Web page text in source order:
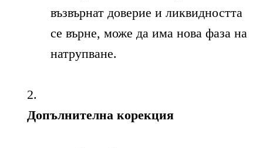
възвърнат доверие и ликвидността
се върне, може да има нова фаза на
натрупване.
Допълнителна корекция